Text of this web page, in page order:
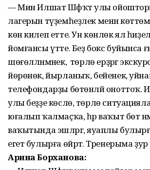
— Мин Илшат Шәфҡәт улы
лагерын түҙемһеҙлек менән
көн килеп етте. Ун көнлөк ял
йомғансы үтте. Беҙ бокс буйынса
шөғөлләнмәнек, ә төрлө ерҙәргә
йөрөнөк, йырланыҡ, бейенек,
телефондарҙы бөтөнләй оноттоҡ.
улы беҙҙе көслө, төрлө
юғалып ҡалмаҫҡа, һәр ваҡыт бөтә
ваҡытында эшләргә, яуаплы
егет булырға өйрәтә. Тренерыма ҙур
Арина Борханова: